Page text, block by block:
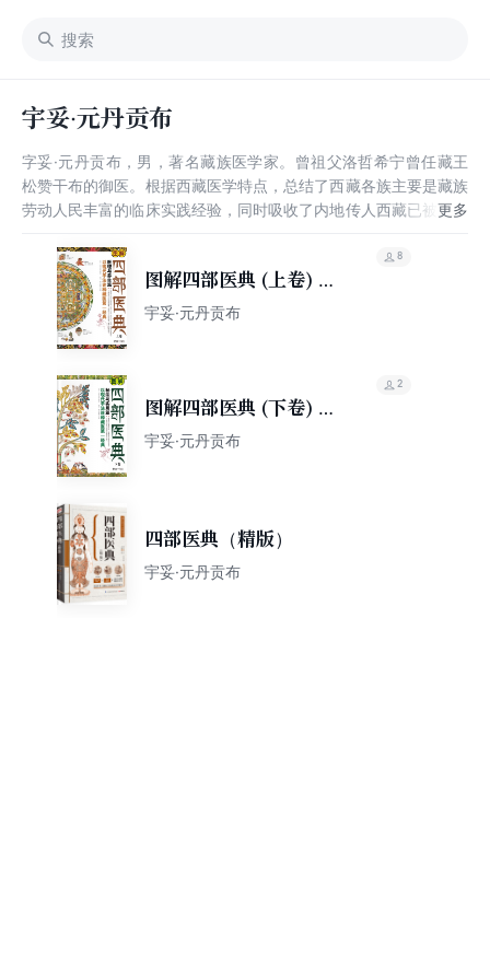
宇妥·元丹贡布
字妥·元丹贡布，男，著名藏族医学家。曾祖父洛哲希宁曾任藏王
松赞干布的御医。根据西藏医学特点，总结了西藏各族主要是藏族
劳动人民丰富的临床实践经验，同时吸收了内地传人西藏已被译成
《四部医典》，成为A代藏医学印重要著作，其后西藏医学家对该
书进行了注释和发探。对藏医学的发展起到较大作用。著订《脉学
师承记》、《原药十八种》等书，为汉藏两族医学交流做出了贡
图解四部医典 (上卷) 医
理与养生篇
宇妥·元丹贡布
8
图解四部医典 (下卷) 秘
法与实用篇
宇妥·元丹贡布
2
四部医典（精版）
宇妥·元丹贡布